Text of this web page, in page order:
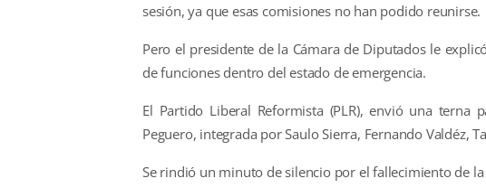
sesión, ya que esas comisiones no han podido reunirse.
Pero el presidente de la Cámara de Diputados le
de funciones dentro del estado de emergencia.
El Partido Liberal Reformista (PLR), envió una
Peguero, integrada por Saulo Sierra, Fernando Valdéz,
Se rindió un minuto de silencio por el fallecimiento de